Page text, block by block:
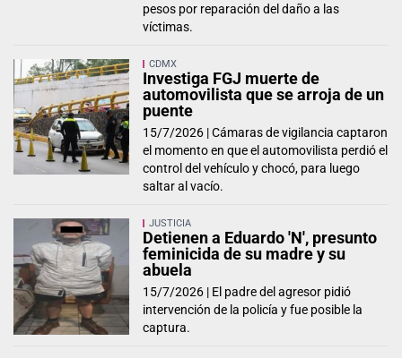
pesos por reparación del daño a las
víctimas.
CDMX
Investiga FGJ muerte de
automovilista que se arroja de un
puente
15/7/2026 |Cámaras de vigilancia captaron
el momento en que el automovilista perdió el
control del vehículo y chocó, para luego
saltar al vacío.
JUSTICIA
Detienen a Eduardo 'N', presunto
feminicida de su madre y su
abuela
15/7/2026 | El padre del agresor pidió
intervención de la policía y fue posible la
captura.